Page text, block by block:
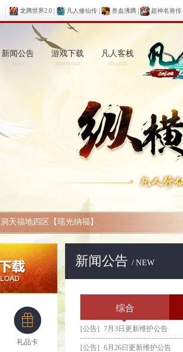
龙腾世界2.0 凡人修仙传 兽血沸腾 超神名将传
新闻公告
NEWS
游戏下载
DOWNLOAD
凡人客栈
COLLEGE
洞天福地四区【瑶光纳福】
礼品卡
新闻公告 / NEW
综合
[公告] 7月3日更新维护公告
[公告] 6月26日更新维护公告